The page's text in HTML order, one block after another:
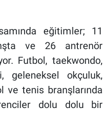
eğitimler; 11
ve 26 antrenör
Futbol, taekwondo,
geleneksel okçuluk,
ve tenis branşlarında
dolu dolu bir